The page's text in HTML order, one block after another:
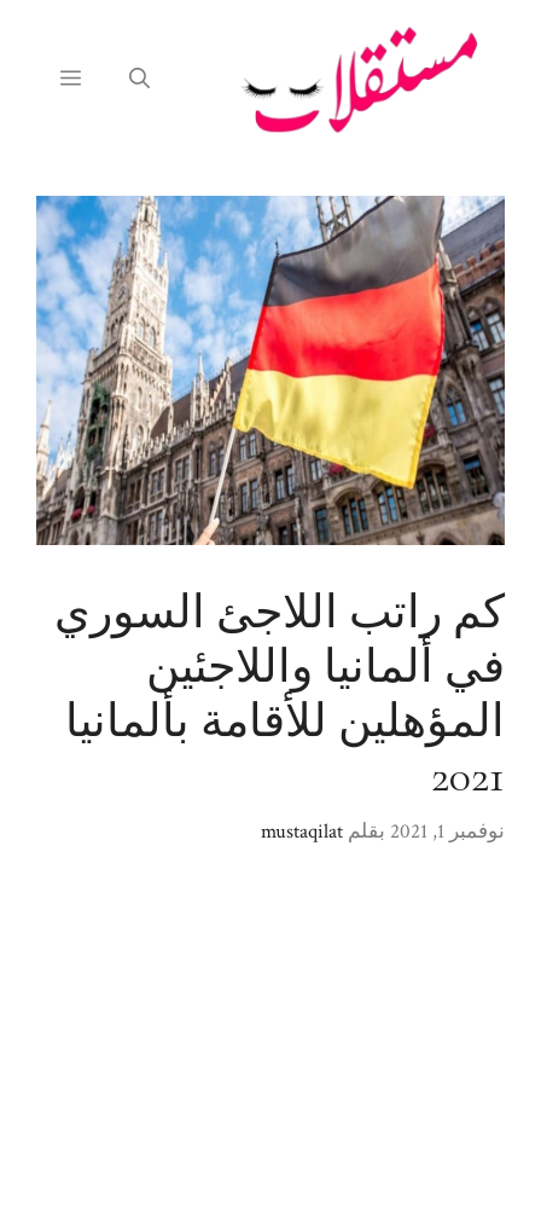
القائمة
كم راتب اللاجئ السوري
في ألمانيا واللاجئين
المؤهلين للأقامة بألمانيا
2021
نوفمبر 1, 2021 بقلم mustaqilat